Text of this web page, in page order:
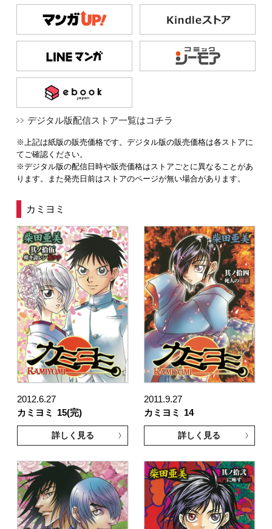
デジタル版配信ストア一覧はコチラ
※上記は紙版の販売価格です。デジタル版の販売価格は各ストアに
てご確認ください。
※デジタル版の配信日時や販売価格はストアごとに異なることがあ
ります。また発売日前はストアのページが無い場合があります。
カミヨミ
2012.6.27
カミヨミ
15(完)
詳しく見る
2011.9.27
カミヨミ
14
詳しく見る